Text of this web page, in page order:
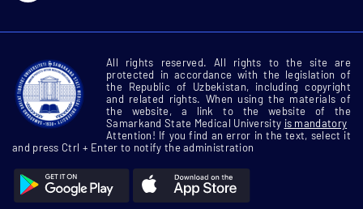
All rights reserved. All rights to the site are
protected in accordance with the legislation of
the Republic of Uzbekistan, including copyright
and related rights. When using the materials of
the website, a link to the website of the
Samarkand State Medical University is mandatory
Attention! If you find an error in the text, select it
and press Ctrl + Enter to notify the administration